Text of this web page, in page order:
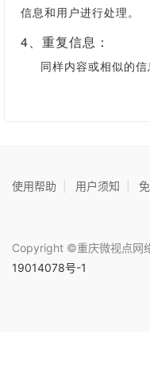
信息和用户进行处理。
4、重复信息：
同样内容或相似的信
使用帮助 用户须知
Copyright ©重庆微视点网
19014078号-1